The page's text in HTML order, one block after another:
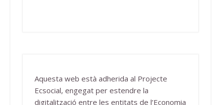
Aquesta web està adherida al Projecte
Ecsocial, engegat per estendre la
digitalització entre les entitats de l’Economia